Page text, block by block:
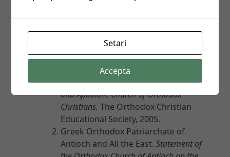
[16] ibidem.
Bibliografie
Agapios, Hieromonk & Nicodemus,
The Rudder (Pedalion) of the
Metaphorical Ship of the One Holy Catholic
and Apostolic Church of Orthodox
Christians. The Orthodox Christian
Educational Society, 2005.
Greek Orthodox Patriarchate of
Antioch and All the East. Statement of
Setari
Accepta